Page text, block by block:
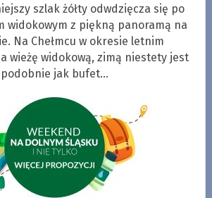
szlak żółty odwdzięcza się po
widokowym z piękną panoramą na
Na Chełmcu w okresie letnim
wieżę widokową, zimą niestety jest
jak bufet…